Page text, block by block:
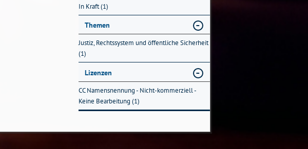
In Kraft (1)
Themen
Justiz, Rechtssystem und öffentliche Sicherheit
(1)
Lizenzen
CC Namensnennung - Nicht-kommerziell -
Keine Bearbeitung (1)